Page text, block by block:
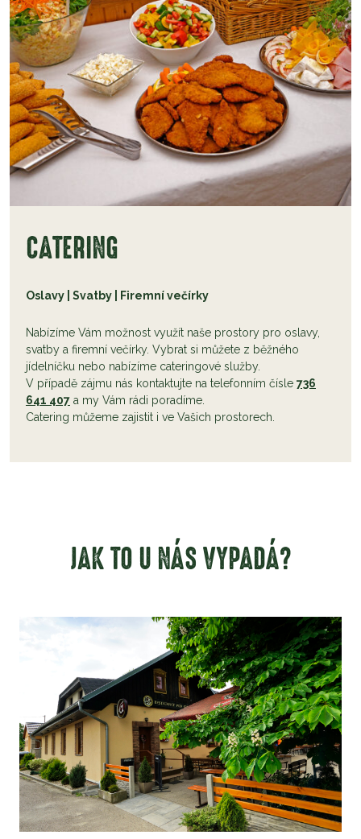
CATERING
Oslavy | Svatby | Firemní večírky
Nabízíme Vám možnost využít naše prostory pro oslavy,
svatby a firemní večírky. Vybrat si můžete z běžného
jídelníčku nebo nabízíme cateringové služby.
V případě zájmu nás kontaktujte na telefonním čísle 736
641 407 a my Vám rádi poradíme.
Catering můžeme zajistit i ve Vašich prostorech.
JAK TO U NÁS VYPADÁ?